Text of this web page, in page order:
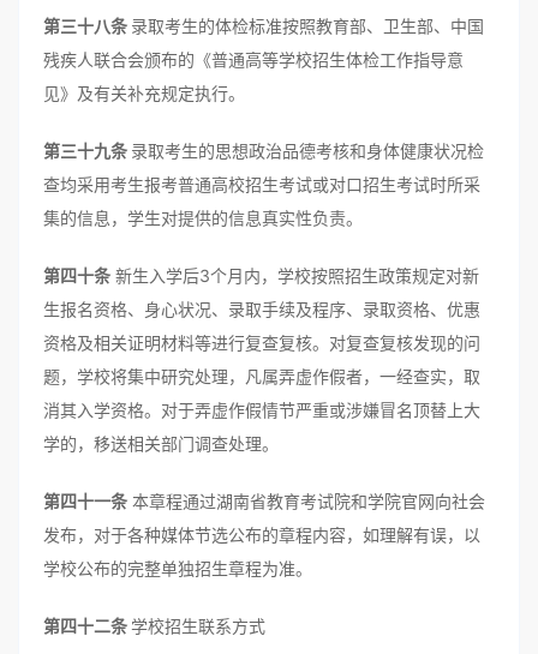
第三十八条 录取考生的体检标准按照教育部、卫生部、中国
残疾人联合会颁布的《普通高等学校招生体检工作指导意
见》及有关补充规定执行。
第三十九条 录取考生的思想政治品德考核和身体健康状况检
查均采用考生报考普通高校招生考试或对口招生考试时所采
集的信息，学生对提供的信息真实性负责。
第四十条 新生入学后3个月内，学校按照招生政策规定对新
生报名资格、身心状况、录取手续及程序、录取资格、优惠
资格及相关证明材料等进行复查复核。对复查复核发现的问
题，学校将集中研究处理，凡属弄虚作假者，一经查实，取
消其入学资格。对于弄虚作假情节严重或涉嫌冒名顶替上大
学的，移送相关部门调查处理。
第四十一条 本章程通过湖南省教育考试院和学院官网向社会
发布，对于各种媒体节选公布的章程内容，如理解有误，以
学校公布的完整单独招生章程为准。
第四十二条学校招生联系方式